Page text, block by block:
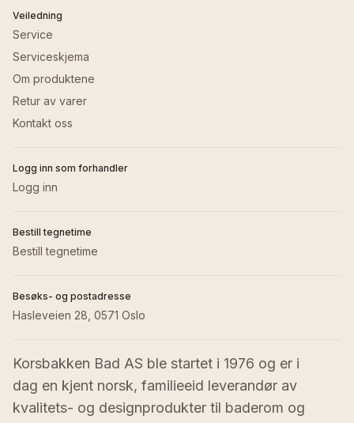
Veiledning
Service
Serviceskjema
Om produktene
Retur av varer
Kontakt oss
Logg inn som forhandler
Logg inn
Bestill tegnetime
Bestill tegnetime
Besøks- og postadresse
Hasleveien 28, 0571 Oslo
Korsbakken Bad AS ble startet i 1976 og er i
dag en kjent norsk, familieeid leverandør av
kvalitets- og designprodukter til baderom og